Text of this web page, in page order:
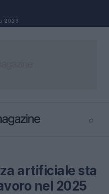
2026
⌕
artificiale sta
nel 2025